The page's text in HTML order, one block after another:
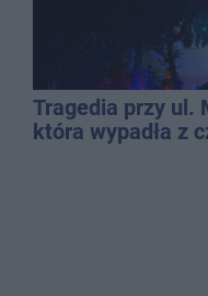
Tragedia przy ul.
która wypadła z